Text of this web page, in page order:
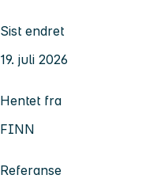
Sist endret
19. juli 2026
Hentet fra
FINN
Referanse